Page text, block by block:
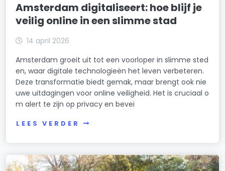
Amsterdam digitaliseert: hoe blijf je
veilig online in een slimme stad
14 april 2026
Amsterdam groeit uit tot een voorloper in slimme sted
en, waar digitale technologieën het leven verbeteren.
Deze transformatie biedt gemak, maar brengt ook nie
uwe uitdagingen voor online veiligheid. Het is cruciaal o
m alert te zijn op privacy en bevei
LEES VERDER